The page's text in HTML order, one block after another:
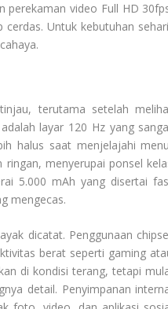
perekaman video Full HD
Untuk kebutuhan
terutama setelah
layar 120 Hz yang
halus saat menjelajahi
menyerupai ponsel
5.000 mAh yang disertai
mengecas.
dicatat. Penggunaan
berat seperti gaming
di kondisi terang, tetapi
detail. Penyimpanan